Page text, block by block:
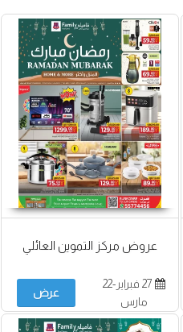
عروض مركز التموين العائلي
27 فبراير-22
مارس
عرض